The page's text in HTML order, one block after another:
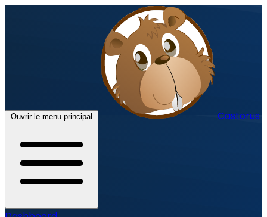
Ouvrir le menu principal Castorus